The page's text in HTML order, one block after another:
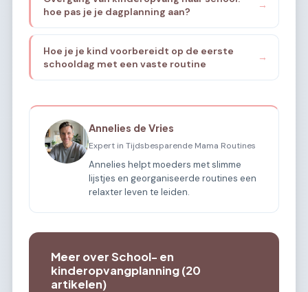
hoe pas je je dagplanning aan?
→
Hoe je je kind voorbereidt op de eerste
schooldag met een vaste routine
→
Annelies de Vries
Expert in Tijdsbesparende Mama Routines
Annelies helpt moeders met slimme
lijstjes en georganiseerde routines een
relaxter leven te leiden.
Meer over School- en
kinderopvangplanning (20
artikelen)